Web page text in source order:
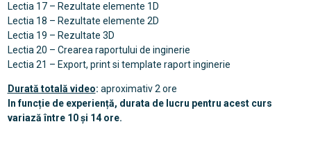
Lectia 17 – Rezultate elemente 1D
Lectia 18 – Rezultate elemente 2D
Lectia 19 – Rezultate 3D
Lectia 20 – Crearea raportului de inginerie
Lectia 21 – Export, print si template raport inginerie
Durată totală video: aproximativ 2 ore
In funcție de experiență, durata de lucru pentru acest curs
variază între 10 și 14 ore.